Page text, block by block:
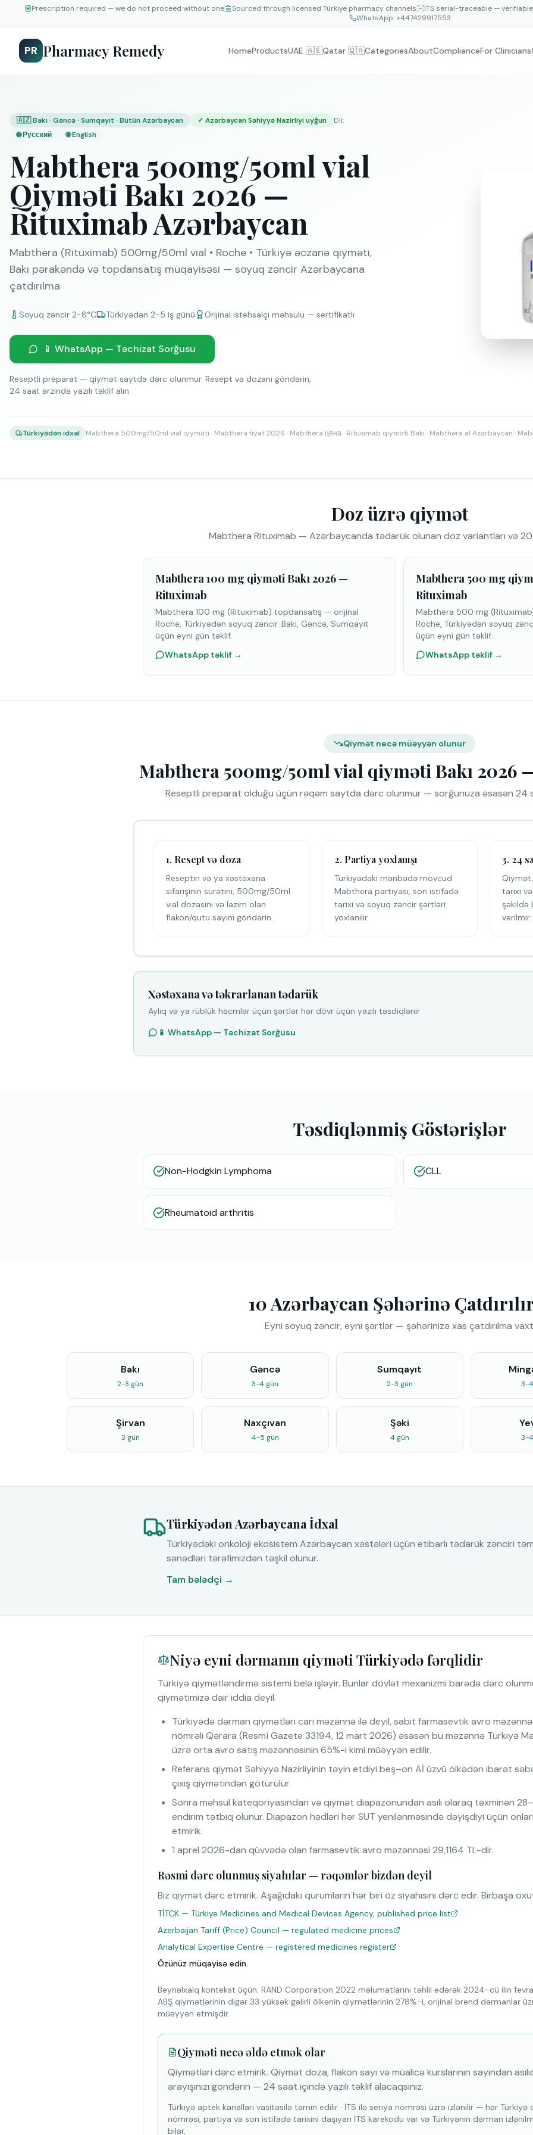
Prescription required — we do not proceed without one Sourced through licensed Türkiye pharmacy channels İTS serial-traceable —
WhatsApp:+447429917553
PR Pharmacy Remedy HomeProductsUAE 🇦🇪Qatar 🇶🇦CategoriesAboutComplianceFor Clinicians
🇦🇿 Bakı · Gəncə · Sumqayıt · Bütün Azərbaycan ✓ Azərbaycan Səhiyyə Nazirliyi uyğun Dil:
🌐Русский 🌐English
Mabthera 500mg/50ml vial
Qiyməti Bakı 2026 —
Rituximab Azərbaycan
Mabthera (Rituximab) 500mg/50ml vial • Roche • Türkiyə əczanə qiyməti,
Bakı pərakəndə və topdansatış müqayisəsi — soyuq zəncir Azərbaycana
çatdırılma
Soyuq zəncir 2-8°C Türkiyədən 2-5 iş günü Orijinal istehsalçı məhsulu — sertifikatlı
📱 WhatsApp — Təchizat Sorğusu
Reseptli preparat — qiymət saytda dərc olunmur. Resept və dozanı göndərin,
24 saat ərzində yazılı təklif alın.
Türkiyədən idxal Mabthera 500mg/50ml vial qiyməti · Mabthera fiyat 2026 · Mabthera цена · Rituximab qiyməti Bakı · Mabthera al Azərbaycan ·
Doz üzrə qiymət
Mabthera Rituximab — Azərbaycanda tədarük olunan doz variantları və
Mabthera 100 mg qiyməti Bakı 2026 —
Rituximab
Mabthera 100 mg (Rituximab) topdansatış — orijinal
Roche, Türkiyədən soyuq zəncir. Bakı, Gəncə, Sumqayıt
üçün eyni gün təklif.
WhatsApp təklif →
Mabthera 500 mg
Rituximab
Mabthera 500 mg
Roche, Türkiyədən soyuq
üçün eyni gün təklif.
WhatsApp təklif →
Qiymət necə müəyyən olunur
Mabthera 500mg/50ml vial qiyməti Bakı 2026
Reseptli preparat olduğu üçün rəqəm saytda dərc olunmur — sorğunuza əsasən 24
1. Resept və doza
Reseptin və ya xəstəxana
sifarişinin surətini, 500mg/50ml
vial dozasını və lazım olan
flakon/qutu sayını göndərin.
2. Partiya yoxlanışı
Türkiyədəki mənbədə mövcud
Mabthera partiyası, son istifadə
tarixi və soyuq zəncir şərtləri
yoxlanılır.
3. 24
tarixi və
şəkildə
verilmir.
Xəstəxana və təkrarlanan tədarük
Aylıq və ya rüblük həcmlər üçün şərtlər hər dövr üçün yazılı təsdiqlənir
📱 WhatsApp — Təchizat Sorğusu
Təsdiqlənmiş Göstərişlər
Non-Hodgkin Lymphoma CLL
Rheumatoid arthritis
10 Azərbaycan Şəhərinə
Eyni soyuq zəncir, eyni şərtlər — şəhərinizə xas çatdırılma
Bakı
2-3 gün
Gəncə
3-4 gün
Sumqayıt
2-3 gün 3-
Şirvan
3 gün
Naxçıvan
4-5 gün
Şəki
4 gün 3-
Türkiyədən Azərbaycana İdxal
Türkiyədəki onkoloji ekosistem Azərbaycan xəstələri üçün etibarlı tədarük zənciri
sənədləri tərəfimizdən təşkil olunur.
Tam bələdçi →
Niyə eyni dərmanın qiyməti Türkiyədə fərqlidir
Türkiyə qiymətləndirmə sistemi belə işləyir. Bunlar dövlət mexanizmi barədə dərc
qiymətimizə dair iddia deyil.
Türkiyədə dərman qiymətləri cari məzənnə ilə deyil, sabit farmasevtik avro məzənnəsi
nömrəli Qərara (Resmî Gazete 33194, 12 mart 2026) əsasən bu məzənnə Türkiyə
üzrə orta avro satış məzənnəsinin 65%-i kimi müəyyən edilir.
Referans qiymət Səhiyyə Nazirliyinin təyin etdiyi beş–on Aİ üzvü ölkədən ibarət
çıxış qiymətindən götürülür.
Sonra məhsul kateqoriyasından və qiymət diapazonundan asılı olaraq təxminən
endirim tətbiq olunur. Diapazon hədləri hər SUT yenilənməsində dəyişdiyi üçün
etmirik.
1 aprel 2026-dan qüvvədə olan farmasevtik avro məzənnəsi 29,1164 TL-dir.
Rəsmi dərc olunmuş siyahılar — rəqəmlər bizdən deyil
Biz qiymət dərc etmirik. Aşağıdaki qurumların hər biri öz siyahısını dərc edir. Birbaşa
TİTCK — Türkiye Medicines and Medical Devices Agency, published price list
Azerbaijan Tariff (Price) Council — regulated medicine prices
Analytical Expertise Centre — registered medicines register
Özünüz müqayisə edin.
Beynəlxalq kontekst üçün: RAND Corporation 2022 məlumatlarını təhlil edərək 2024-cü ilin
ABŞ qiymətlərinin digər 33 yüksək gəlirli ölkənin qiymətlərinin 278%-i, orijinal brend dərmanlar
müəyyən etmişdir.
Qiyməti necə əldə etmək olar
Qiymətləri dərc etmirik. Qiymət doza, flakon sayı və müalicə kurslarının sayından
arayışınızı göndərin — 24 saat içində yazılı təklif alacaqsınız.
Türkiyə aptek kanalları vasitəsilə təmin edilir · İTS ilə seriya nömrəsi üzrə izlənilir — hər Türkiyə
nömrəsi, partiya və son istifadə tarixini daşıyan İTS karekodu var və Türkiyənin dərman
bilər.